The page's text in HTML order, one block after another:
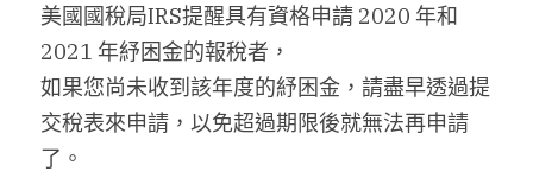
Facebook
搜索
繁體中文
美國國稅局IRS提醒具有資格申請 2020 年和
2021 年紓困金的報稅者，
如果您尚未收到該年度的紓困金，請盡早透過提
交稅表來申請，以免超過期限後就無法再申請
了。